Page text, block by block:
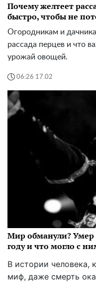
Почему желтеет
быстро, чтобы не
Огородникам и
рассада перцев и что
урожай овощей.
06:26 17.02
Мир обманули?
году и что могло с
В истории человека,
миф, даже смерть